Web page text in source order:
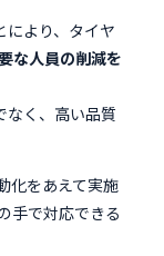
により、タイヤ
な人員の削減を
なく、高い品質
化をあえて実施
手で対応できる